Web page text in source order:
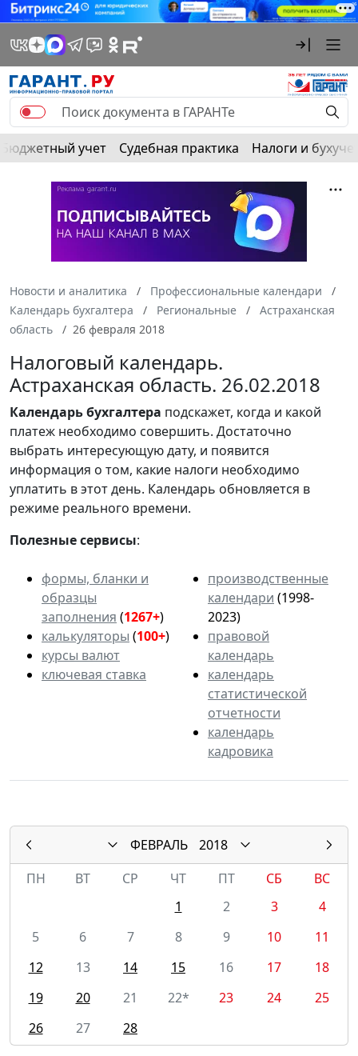
Бюджетный учет Судебная практика Налоги и
Новости и аналитика
Профессиональные календари
Календарь бухгалтера
Региональные
Астраханская
область
26 февраля 2018
Налоговый календарь.
Астраханская область. 26.02.2018
Календарьбухгалтера подскажет, когда и какой
платеж необходимо совершить. Достаточно
выбрать интересующую дату, и появится
информация о том, какие налоги необходимо
уплатить в этот день. Календарь обновляется в
режиме реального времени.
Полезные сервисы:
формы, бланки и
образцы
заполнения (1267+)
калькуляторы (100+)
курсы валют
ключевая ставка
производственные
календари (1998-
2023)
правовой
календарь
календарь
статистической
отчетности
календарь
кадровика
ФЕВРАЛЬ
2018
ПН
ВТ СР ЧТ ПТ СБ
ВС
1
2 3
4
5
6 7 8 9 10
11
12
13 14 15 16 17
18
19
20 21 22* 23 24
25
26
27 28